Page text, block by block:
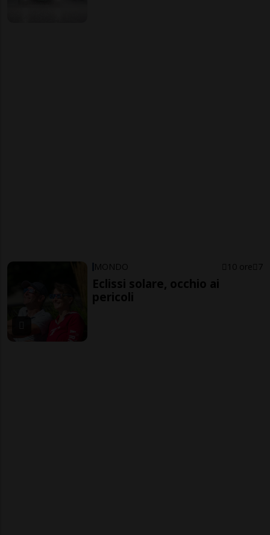
MONDO 10 ore 7
Eclissi solare, occhio ai
pericoli